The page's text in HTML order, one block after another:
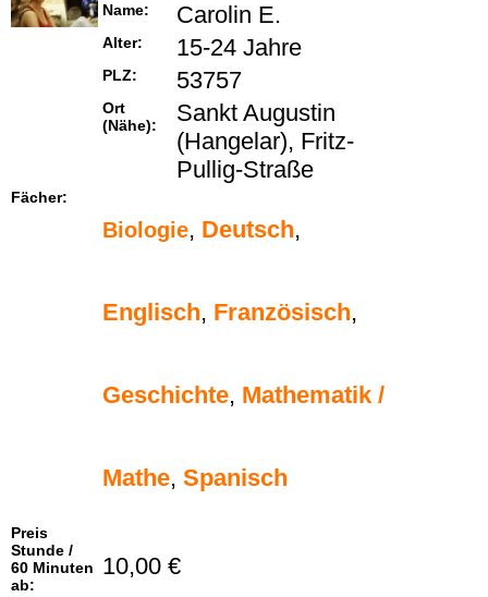
Name: Carolin E.
Alter: 15-24 Jahre
PLZ: 53757
Ort
(Nähe):
Sankt Augustin
(Hangelar), Fritz-
Pullig-Straße
Fächer:
Biologie, Deutsch,
Englisch, Französisch,
Geschichte, Mathematik /
Mathe, Spanisch
Preis
Stunde /
60 Minuten
ab:
10,00 €